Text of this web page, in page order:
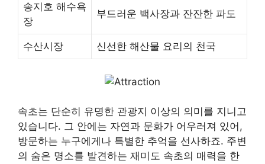
송지호 해수욕
장
부드러운 백사장과 잔잔한 파도
수산시장 신선한 해산물 요리의 천국
속초는 단순히 유명한 관광지 이상의 의미를 지니고
있습니다. 그 안에는 자연과 문화가 어우러져 있어,
방문하는 누구에게나 특별한 추억을 선사하죠. 주변
의 숨은 명소를 발견하는 재미도 속초의 매력을 한